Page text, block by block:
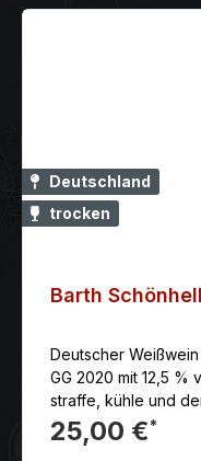
Deutschland
trocken
Barth
Deutscher
GG 2020 mit 12,5 %
straffe, kühle und
Feuerstein und
Feingeist: verfängt
25,00 €*